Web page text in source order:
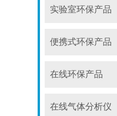
实验室环保产品
便携式环保产品
在线环保产品
在线气体分析仪